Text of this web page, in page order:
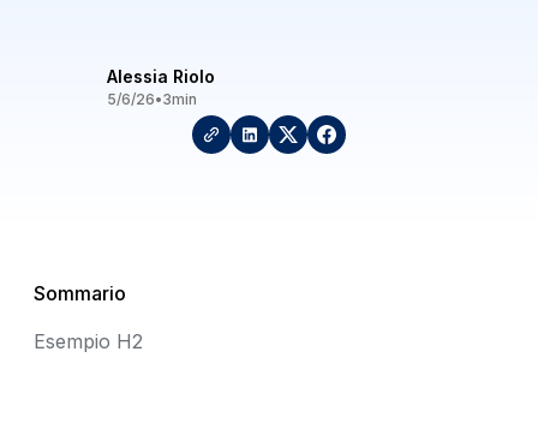
Alessia Riolo
5/6/26•3min
Sommario
Esempio H2